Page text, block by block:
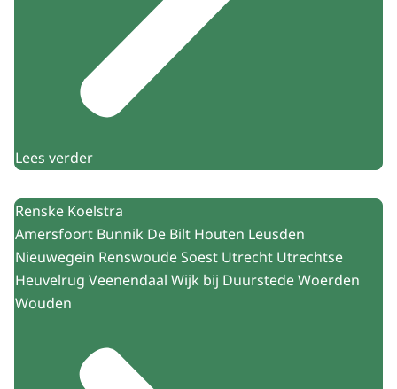
Lees verder
Renske Koelstra
Amersfoort Bunnik De Bilt Houten Leusden
Nieuwegein Renswoude Soest Utrecht Utrechtse
Heuvelrug Veenendaal Wijk bij Duurstede Woerden
Wouden